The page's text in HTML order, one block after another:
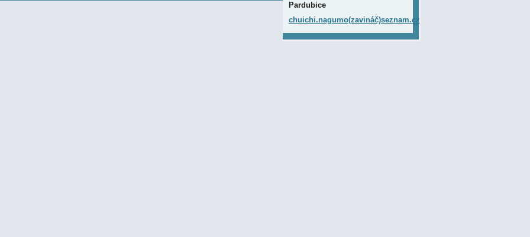
Pardubice
chuichi.nagumo(zavináč)seznam.cz